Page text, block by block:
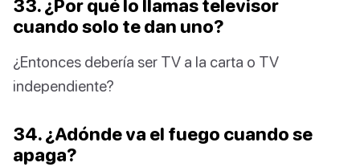
33. ¿Por qué lo llamas televisor
cuando solo te dan uno?
¿Entonces debería ser TV a la carta o TV
independiente?
34. ¿Adónde va el fuego cuando se
apaga?